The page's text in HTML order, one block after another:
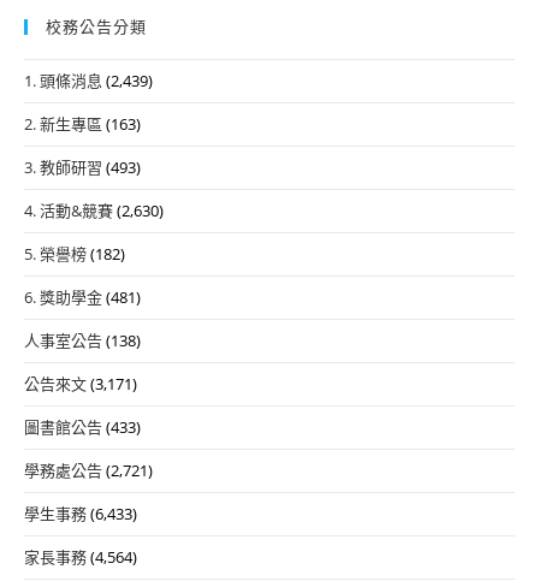
校務公告分類
1. 頭條消息 (2,439)
2. 新生專區 (163)
3. 教師研習 (493)
4. 活動&競賽(2,630)
5. 榮譽榜(182)
6. 獎助學金(481)
人事室公告(138)
公告來文(3,171)
圖書館公告(433)
學務處公告(2,721)
學生事務(6,433)
家長事務(4,564)